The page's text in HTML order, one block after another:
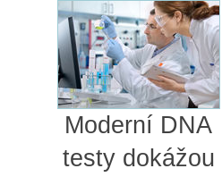
Moderní DNA
testy dokážou